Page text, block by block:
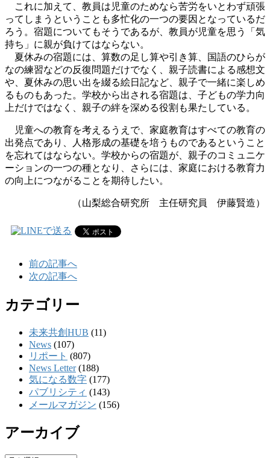
これに加えて、教員は児童のためなら苦労をいとわず頑張
ってしまうということも多忙化の一つの要因となっているだ
ろう。宿題についてもそうであるが、教員が児童を思う「気
持ち」に親が負けてはならない。
夏休みの宿題には、算数の足し算や引き算、国語のひらが
なの練習などの反復問題だけでなく、親子読書による感想文
や、夏休みの思い出を綴る絵日記など、親子で一緒に楽しめ
るものもあった。学校から出される宿題は、子どもの学力向
上だけではなく、親子の絆を深める役割も果たしている。
児童への教育を考えるうえで、家庭教育はすべての教育の
出発点であり、人格形成の基礎を培うものであるということ
を忘れてはならない。学校からの宿題が、親子のコミュニケ
ーションの一つの種となり、さらには、家庭における教育力
の向上につながることを期待したい。
（山梨総合研究所 主任研究員 伊藤賢造）
前の記事へ
次の記事へ
カテゴリー
未来共創HUB (11)
News (107)
リポート (807)
News Letter(188)
気になる数字 (177)
パブリシティ (143)
メールマガジン (156)
アーカイブ